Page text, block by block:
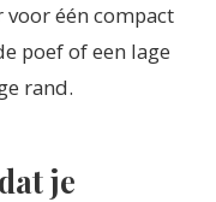
één compact
poef of een lage
rand.
je